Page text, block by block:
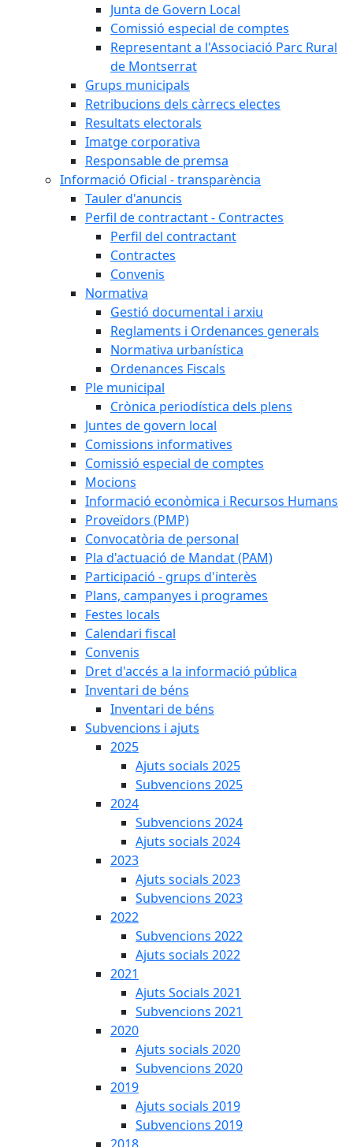
Junta de Govern Local
Comissió especial de comptes
Representant a l'Associació Parc Rural
de Montserrat
Grups municipals
Retribucions dels càrrecs electes
Resultats electorals
Imatge corporativa
Responsable de premsa
Informació Oficial - transparència
Tauler d'anuncis
Perfil de contractant - Contractes
Perfil del contractant
Contractes
Convenis
Normativa
Gestió documental i arxiu
Reglaments i Ordenances generals
Normativa urbanística
Ordenances Fiscals
Ple municipal
Crònica periodística dels plens
Juntes de govern local
Comissions informatives
Comissió especial de comptes
Mocions
Informació econòmica i Recursos Humans
Proveïdors (PMP)
Convocatòria de personal
Pla d'actuació de Mandat (PAM)
Participació - grups d'interès
Plans, campanyes i programes
Festes locals
Calendari fiscal
Convenis
Dret d'accés a la informació pública
Inventari de béns
Inventari de béns
Subvencions i ajuts
2025
Ajuts socials 2025
Subvencions 2025
2024
Subvencions 2024
Ajuts socials 2024
2023
Ajuts socials 2023
Subvencions 2023
2022
Subvencions 2022
Ajuts socials 2022
2021
Ajuts Socials 2021
Subvencions 2021
2020
Ajuts socials 2020
Subvencions 2020
2019
Ajuts socials 2019
Subvencions 2019